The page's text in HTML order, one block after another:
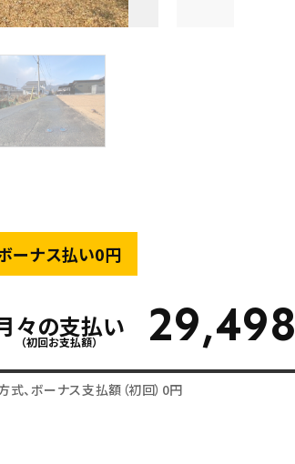
ーナス払い0円
々の支払い
（初回お支払額） 29,498
、ボーナス支払額（初回）0円